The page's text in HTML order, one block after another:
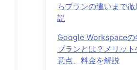
らプランの違いまで
説
Google Workspaceの
プランとは？メリット
意点、料金を解説